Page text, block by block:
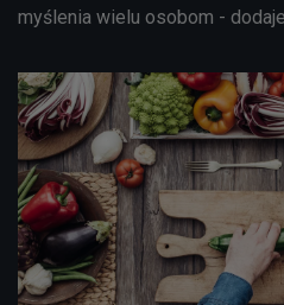
myślenia wielu osobom - dodaje.